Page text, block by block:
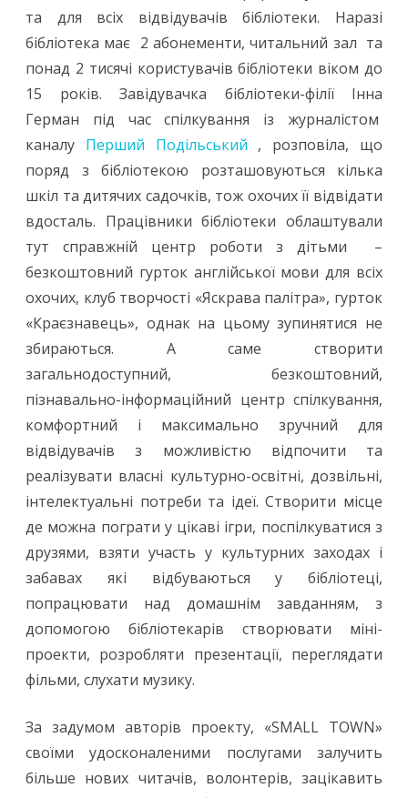
та для всіх відвідувачів бібліотеки. Наразі
бібліотека має 2 абонементи, читальний зал та
понад 2 тисячі користувачів бібліотеки віком до
15 років. Завідувачка бібліотеки-філії Інна
Герман під час спілкування із журналістом
каналу Перший Подільський , розповіла, що
поряд з бібліотекою розташовуються кілька
шкіл та дитячих садочків, тож охочих її відвідати
вдосталь. Працівники бібліотеки облаштували
тут справжній центр роботи з дітьми –
безкоштовний гурток англійської мови для всіх
охочих, клуб творчості «Яскрава палітра», гурток
«Краєзнавець», однак на цьому зупинятися не
збираються. А саме створити
загальнодоступний, безкоштовний,
пізнавально-інформаційний центр спілкування,
комфортний і максимально зручний для
відвідувачів з можливістю відпочити та
реалізувати власні культурно-освітні, дозвільні,
інтелектуальні потреби та ідеї. Створити місце
де можна пограти у цікаві ігри, поспілкуватися з
друзями, взяти участь у культурних заходах і
забавах які відбуваються у бібліотеці,
попрацювати над домашнім завданням, з
допомогою бібліотекарів створювати міні-
проекти, розробляти презентації, переглядати
фільми, слухати музику.
За задумом авторів проекту, «SMALL TOWN»
своїми удосконаленими послугами залучить
більше нових читачів, волонтерів, зацікавить